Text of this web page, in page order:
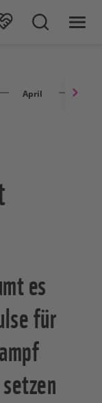
April
es
für